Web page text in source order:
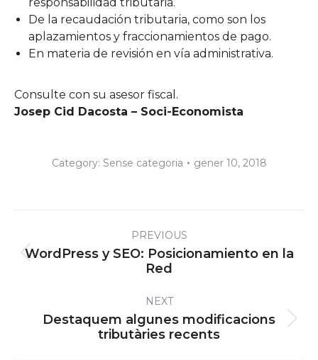
De la recaudación tributaria, como son los
aplazamientos y fraccionamientos de pago.
En materia de revisión en vía administrativa.
Consulte con su asesor fiscal.
Josep Cid Dacosta – Soci-Economista
Category: Sense categoria gener 10, 2018
navigationPREVIOUS
Previous
post:
WordPress y SEO: Posicionamiento en la
Red
NEXT
Next
post:
Destaquem algunes modificacions
tributàries recents